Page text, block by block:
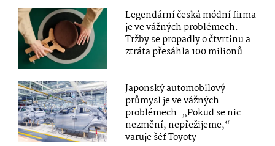
Legendární česká módní firma
je ve vážných problémech.
Tržby se propadly o čtvrtinu a
ztráta přesáhla 100 milionů
Japonský automobilový
průmysl je ve vážných
problémech. „Pokud se nic
nezmění, nepřežijeme,“
varuje šéf Toyoty